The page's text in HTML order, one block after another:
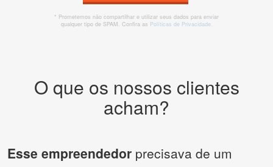
* Prometemos não compartilhar e utilizar seus dados para enviar
qualquer tipo de SPAM. Confira as Políticas de Privacidade.
O que os nossos clientes
acham?
Esse empreendedor precisava de um